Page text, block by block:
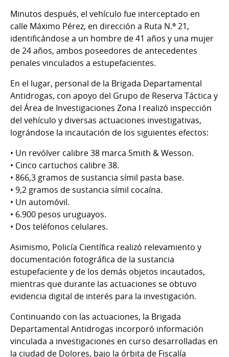
Minutos después, el vehículo fue interceptado en
calle Máximo Pérez, en dirección a Ruta N.º 21,
identificándose a un hombre de 41 años y una mujer
de 24 años, ambos poseedores de antecedentes
penales vinculados a estupefacientes.
En el lugar, personal de la Brigada Departamental
Antidrogas, con apoyo del Grupo de Reserva Táctica y
del Área de Investigaciones Zona I realizó inspección
del vehículo y diversas actuaciones investigativas,
lográndose la incautación de los siguientes efectos:
• Un revólver calibre 38 marca Smith & Wesson.
• Cinco cartuchos calibre 38.
• 866,3 gramos de sustancia símil pasta base.
• 9,2 gramos de sustancia símil cocaína.
• Un automóvil.
• 6.900 pesos uruguayos.
• Dos teléfonos celulares.
Asimismo, Policía Científica realizó relevamiento y
documentación fotográfica de la sustancia
estupefaciente y de los demás objetos incautados,
mientras que durante las actuaciones se obtuvo
evidencia digital de interés para la investigación.
Continuando con las actuaciones, la Brigada
Departamental Antidrogas incorporó información
vinculada a investigaciones en curso desarrolladas en
la ciudad de Dolores, bajo la órbita de Fiscalía